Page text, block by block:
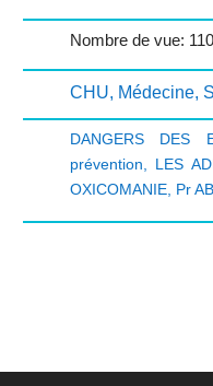
Nombre de vue:
CHU, Médecine,
DANGERS DES
prévention
LES
OXICOMANIE, Pr